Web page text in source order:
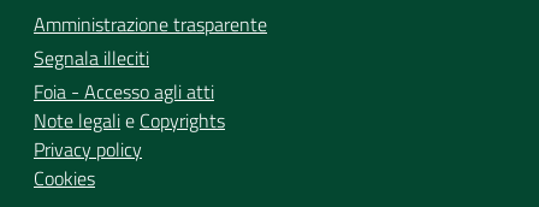
Amministrazione trasparente
Segnala illeciti
Foia - Accesso agli atti
Note legalie Copyrights
Privacy policy
Cookies